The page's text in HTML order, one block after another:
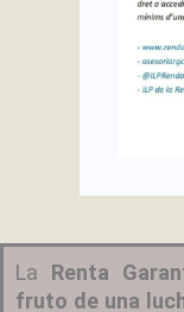
La Renta
fruto de una